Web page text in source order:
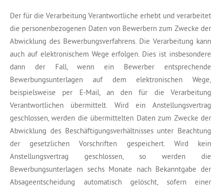
Der für die Verarbeitung Verantwortliche erhebt und verarbeitet
die personenbezogenen Daten von Bewerbern zum Zwecke der
Abwicklung des Bewerbungsverfahrens. Die Verarbeitung kann
auch auf elektronischem Wege erfolgen. Dies ist insbesondere
dann der Fall, wenn ein Bewerber entsprechende
Bewerbungsunterlagen auf dem elektronischen Wege,
beispielsweise per E-Mail, an den für die Verarbeitung
Verantwortlichen übermittelt. Wird ein Anstellungsvertrag
geschlossen, werden die übermittelten Daten zum Zwecke der
Abwicklung des Beschäftigungsverhältnisses unter Beachtung
der gesetzlichen Vorschriften gespeichert. Wird kein
Anstellungsvertrag geschlossen, so werden die
Bewerbungsunterlagen sechs Monate nach Bekanntgabe der
Absageentscheidung automatisch gelöscht, sofern einer